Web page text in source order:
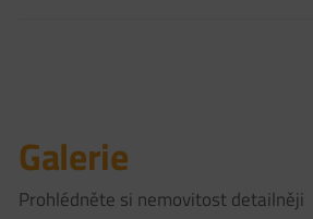
Galerie
Prohlédněte si nemovitost detailněji